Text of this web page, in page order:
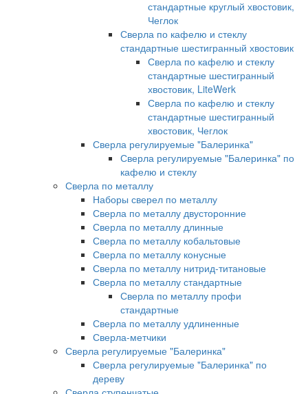
стандартные круглый хвостовик,
Чеглок
Сверла по кафелю и стеклу
стандартные шестигранный хвостовик
Сверла по кафелю и стеклу
стандартные шестигранный
хвостовик, LiteWerk
Сверла по кафелю и стеклу
стандартные шестигранный
хвостовик, Чеглок
Сверла регулируемые "Балеринка"
Сверла регулируемые "Балеринка" по
кафелю и стеклу
Сверла по металлу
Наборы сверел по металлу
Сверла по металлу двусторонние
Сверла по металлу длинные
Сверла по металлу кобальтовые
Сверла по металлу конусные
Сверла по металлу нитрид-титановые
Сверла по металлу стандартные
Сверла по металлу профи
стандартные
Сверла по металлу удлиненные
Сверла-метчики
Сверла регулируемые "Балеринка"
Сверла регулируемые "Балеринка" по
дереву